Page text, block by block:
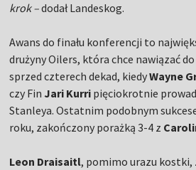
krok –dodał Landeskog.
Awans do finału konferencji to
drużyny Oilers, która chce nawiązać
sprzed czterech dekad, kiedyWayne
czy Fin Jari Kurri pięciokrotnie
Stanleya. Ostatnim podobnym
roku, zakończony porażką 3-4 z
Leon Draisaitl, pomimo urazu kostki,